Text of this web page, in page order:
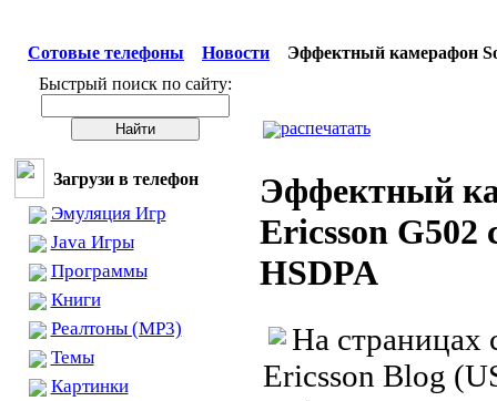
Сотовые телефоны Новости
Эффектный камерафон
Быстрый поиск по сайту:
Загрузи в телефон
Эмуляция Игр
Java Игры
Программы
Книги
Реалтоны (MP3)
Темы
Картинки
распечатать
Эффектный
Ericsson G502
HSDPA
На страницах
Ericsson Blog